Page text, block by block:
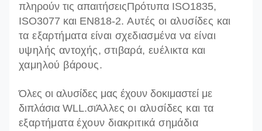
πληρούν τις απαιτήσειςΠρότυπα ISO1835,
ISO3077 και EN818-2. Αυτές οι αλυσίδες και
τα εξαρτήματα είναι σχεδιασμένα να είναι
υψηλής αντοχής, στιβαρά, ευέλικτα και
χαμηλού βάρους.
Όλες οι αλυσίδες μας έχουν δοκιμαστεί με
διπλάσια WLL.σιΆλλες οι αλυσίδες και τα
εξαρτήματα έχουν διακριτικά σημάδια